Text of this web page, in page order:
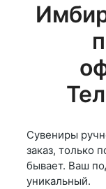
Сувениры
заказ, только
бывает. Ваш
уникальный.